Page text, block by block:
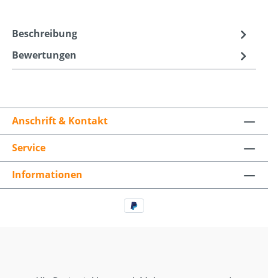
Beschreibung
Bewertungen
Anschrift & Kontakt
Service
Informationen